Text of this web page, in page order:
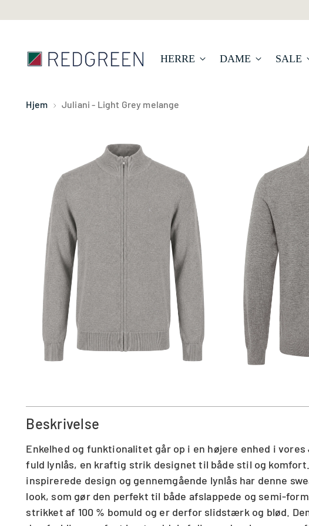
HERRE DAME SALE
Hjem Juliani - Light Grey melange
Beskrivelse
Enkelhed og funktionalitet går op i en højere enhed i
fuld lynlås, en kraftig strik designet til både stil og
inspirerede design og gennemgående lynlås har denne
look, som gør den perfekt til både afslappede og semi-
strikket af 100 % bomuld og er derfor slidstærk og blød.